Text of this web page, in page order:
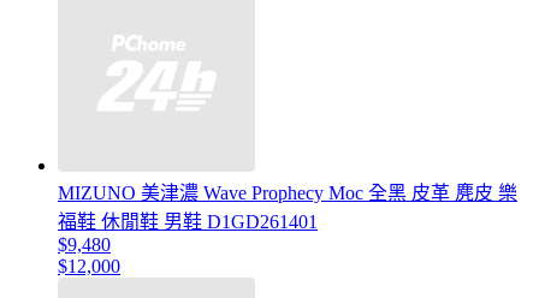
MIZUNO 美津濃 Wave Prophecy Moc 全黑 皮革 麂皮 樂
福鞋 休閒鞋 男鞋 D1GD261401
$9,480
$12,000